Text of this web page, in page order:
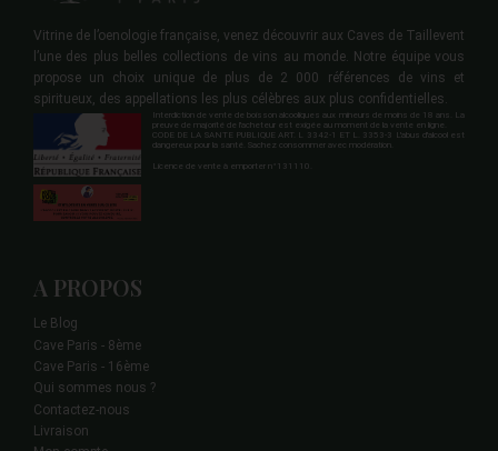
Vitrine de l’oenologie française, venez découvrir aux Caves de Taillevent
l’une des plus belles collections de vins au monde. Notre équipe vous
propose un choix unique de plus de 2 000 références de vins et
spiritueux, des appellations les plus célèbres aux plus confidentielles.
Interdiction de vente de boisson alcooliques aux mineurs de moins de 18 ans. La
preuve de majorité de l'acheteur est exigée au moment de la vente en ligne.
CODE DE LA SANTE PUBLIQUE ART. L 3342-1 ET L. 3353-3 L'abus d'alcool est
dangereux pour la santé. Sachez consommer avec modération.
Licence de vente à emporter n°131110.
A PROPOS
Le Blog
Cave Paris - 8ème
Cave Paris - 16ème
Qui sommes nous ?
Contactez-nous
Livraison